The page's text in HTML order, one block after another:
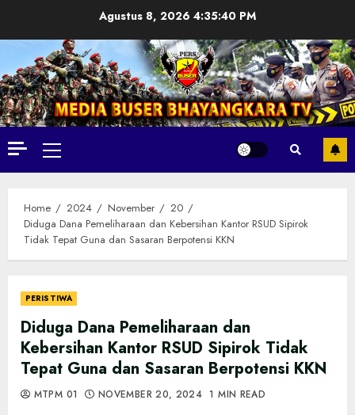
Agustus 8, 20264:35:42 PM
Primary
Menu
Home 2024 November
20
Diduga Dana Pemeliharaan dan Kebersihan Kantor RSUD Sipirok
Tidak Tepat Guna dan Sasaran Berpotensi KKN
PERISTIWA
Diduga Dana Pemeliharaan dan
Kebersihan Kantor RSUD Sipirok Tidak
Tepat Guna dan Sasaran Berpotensi KKN
MTPM 01 NOVEMBER 20, 2024 1 MIN READ